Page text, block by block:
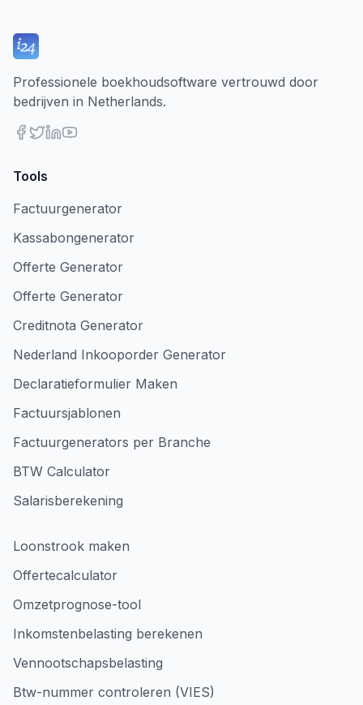
Professionele boekhoudsoftware vertrouwd door
bedrijven in Netherlands.
Tools
Factuurgenerator
Kassabongenerator
Offerte Generator
Offerte Generator
Creditnota Generator
Nederland Inkooporder Generator
Declaratieformulier Maken
Factuursjablonen
Factuurgenerators per Branche
BTW Calculator
Salarisberekening
Loonstrook maken
Offertecalculator
Omzetprognose-tool
Inkomstenbelasting berekenen
Vennootschapsbelasting
Btw-nummer controleren (VIES)